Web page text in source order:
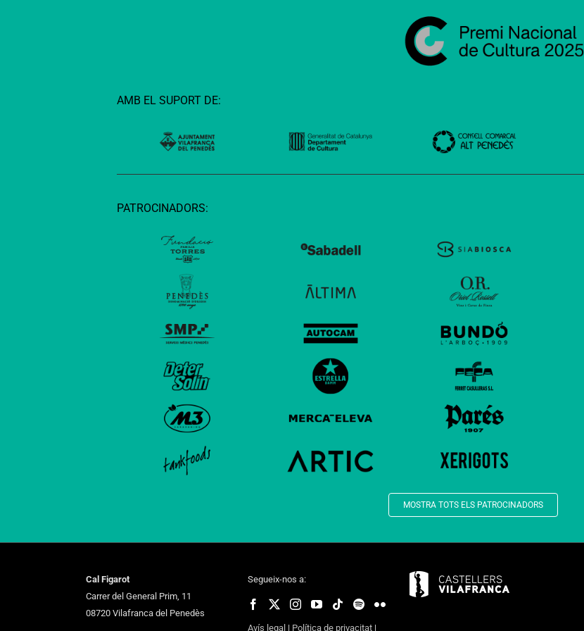
AMB EL SUPORT DE:
PATROCINADORS:
MOSTRA TOTS ELS PATROCINADORS
Cal Figarot
Carrer del General Prim, 11
08720 Vilafranca del Penedès
Segueix-nos a:
Avís legal | Política de privacitat |